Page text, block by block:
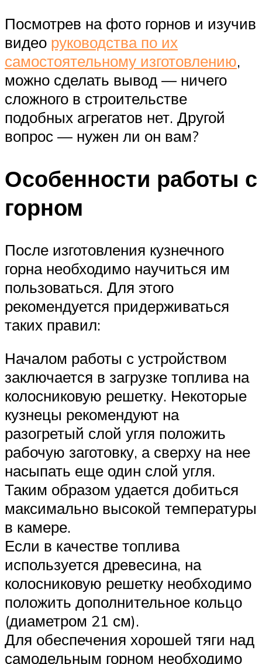
Посмотрев на фото горнов и изучив
видео руководства по их
самостоятельному изготовлению,
можно сделать вывод — ничего
сложного в строительстве
подобных агрегатов нет. Другой
вопрос — нужен ли он вам?
Особенности работы с
горном
После изготовления кузнечного
горна необходимо научиться им
пользоваться. Для этого
рекомендуется придерживаться
таких правил:
Началом работы с устройством
заключается в загрузке топлива на
колосниковую решетку. Некоторые
кузнецы рекомендуют на
разогретый слой угля положить
рабочую заготовку, а сверху на нее
насыпать еще один слой угля.
Таким образом удается добиться
максимально высокой температуры
в камере.
Если в качестве топлива
используется древесина, на
колосниковую решетку необходимо
положить дополнительное кольцо
(диаметром 21 см).
Для обеспечения хорошей тяги над
самодельным горном необходимо